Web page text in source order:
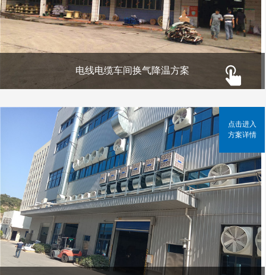
电线电缆车间换气降温方案
点击进入
方案详情